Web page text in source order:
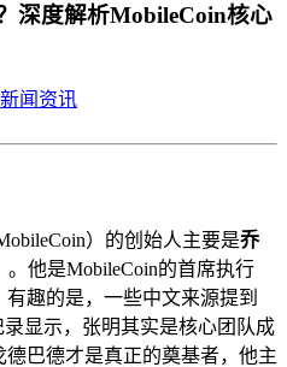
深度解析MobileCoin核心
新闻资讯
）的创始人主要是乔
。他是MobileCoin的首席执行
趣的是，一些中文来源提到
显示，张明其实是核心团队成
巴德才是真正的奠基者，他主